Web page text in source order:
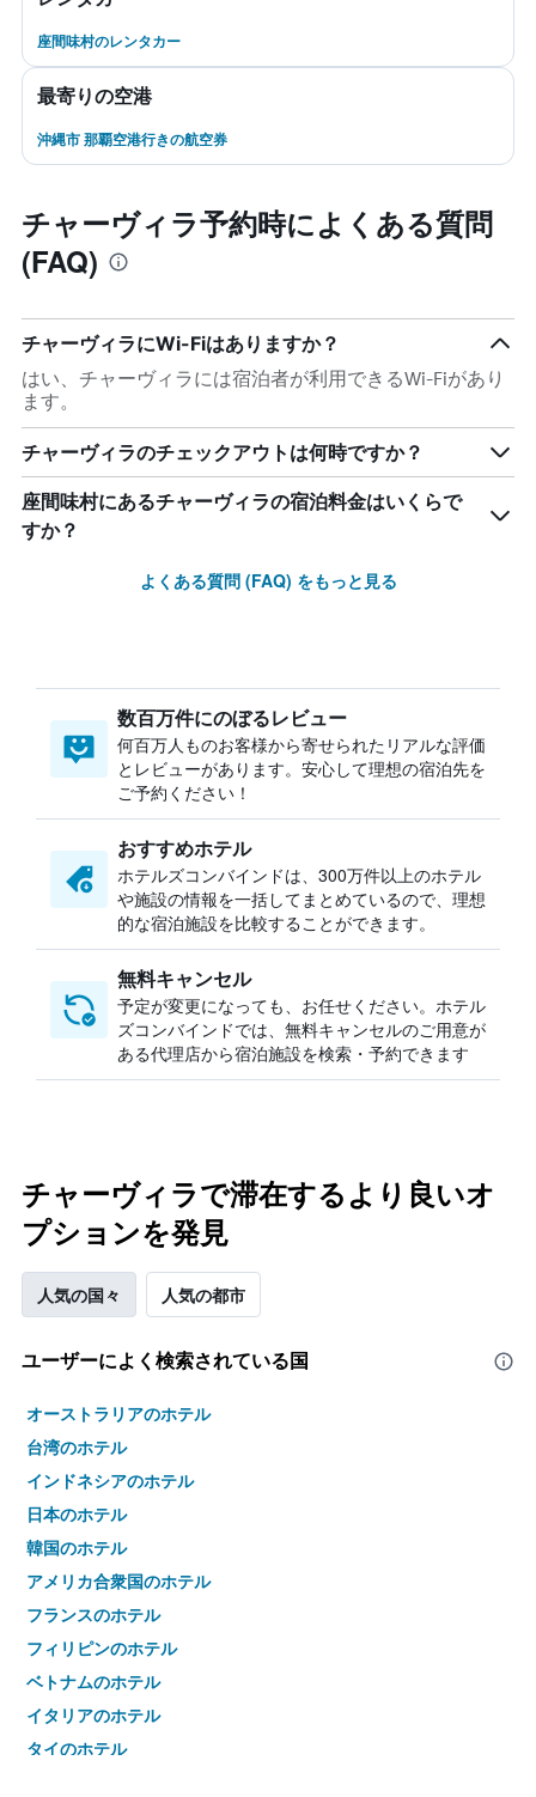
座間味村のレンタカー
最寄りの空港
沖縄市 那覇空港行きの航空券
チャーヴィラ予約時によくある質問
(FAQ)
チャーヴィラにWi-Fiはありますか？
はい、チャーヴィラには宿泊者が利用できるWi-Fiがあり
ます。
チャーヴィラのチェックアウトは何時ですか？
座間味村にあるチャーヴィラの宿泊料金はいくらで
すか？
よくある質問 (FAQ) をもっと見る
数百万件にのぼるレビュー
何百万人ものお客様から寄せられたリアルな評価
とレビューがあります。安心して理想の宿泊先を
ご予約ください！
おすすめホテル
ホテルズコンバインドは、300万件以上のホテル
や施設の情報を一括してまとめているので、理想
的な宿泊施設を比較することができます。
無料キャンセル
予定が変更になっても、お任せください。ホテル
ズコンバインドでは、無料キャンセルのご用意が
ある代理店から宿泊施設を検索・予約できます
チャーヴィラで滞在するより良いオ
プションを発見
人気の国々 人気の都市
ユーザーによく検索されている国
オーストラリアのホテル
台湾のホテル
インドネシアのホテル
日本のホテル
韓国のホテル
アメリカ合衆国のホテル
フランスのホテル
フィリピンのホテル
ベトナムのホテル
イタリアのホテル
タイのホテル